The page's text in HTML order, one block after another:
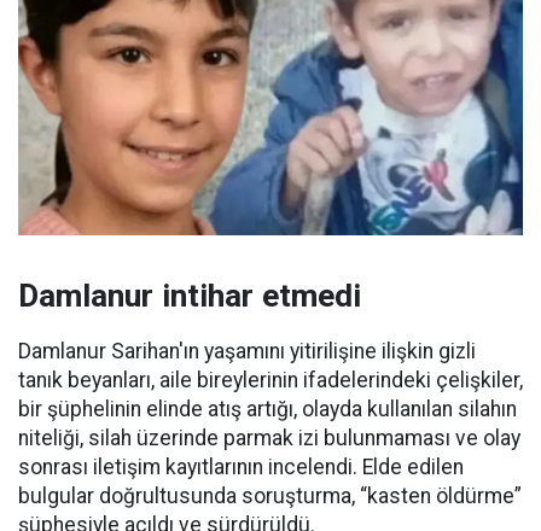
Damlanur intihar etmedi
Damlanur Sarihan'ın yaşamını yitirilişine ilişkin gizli
tanık beyanları, aile bireylerinin ifadelerindeki çelişkiler,
bir şüphelinin elinde atış artığı, olayda kullanılan silahın
niteliği, silah üzerinde parmak izi bulunmaması ve olay
sonrası iletişim kayıtlarının incelendi. Elde edilen
bulgular doğrultusunda soruşturma, “kasten öldürme”
şüphesiyle açıldı ve sürdürüldü.